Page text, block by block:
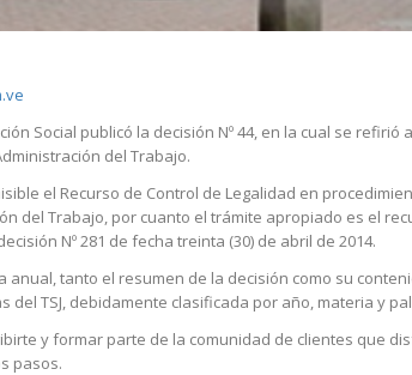
Social publicó la decisión Nº 44, en la cual se
del Trabajo.
el Recurso de Control de Legalidad en
del Trabajo, por cuanto el trámite apropiado es el
Nº 281 de fecha treinta (30) de abril de 2014.
anual, tanto el resumen de la decisión como su
del TSJ, debidamente clasificada por año, materia y
y formar parte de la comunidad de clientes que
pasos.